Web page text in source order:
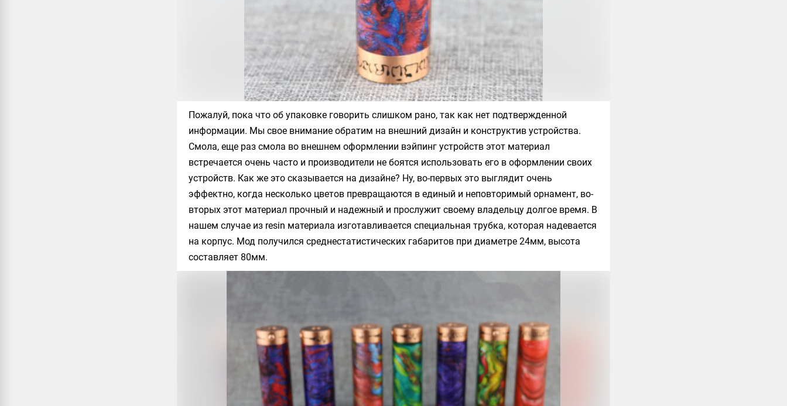
Пожалуй, пока что об упаковке говорить слишком рано, так как нет подтвержденной
информации. Мы свое внимание обратим на внешний дизайн и конструктив устройства.
Смола, еще раз смола во внешнем оформлении вэйпинг устройств этот материал
встречается очень часто и производители не боятся использовать его в оформлении своих
устройств. Как же это сказывается на дизайне? Ну, во-первых это выглядит очень
эффектно, когда несколько цветов превращаются в единый и неповторимый орнамент, во-
вторых этот материал прочный и надежный и прослужит своему владельцу долгое время. В
нашем случае из resin материала изготавливается специальная трубка, которая надевается
на корпус. Мод получился среднестатистических габаритов при диаметре 24мм, высота
составляет 80мм.